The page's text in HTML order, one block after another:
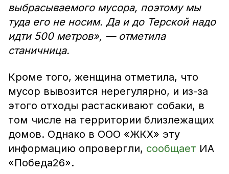
выбрасываемого мусора, поэтому мы
туда его не носим. Да и до Терской надо
идти 500 метров», — отметила
станичница.
Кроме того, женщина отметила, что
мусор вывозится нерегулярно, и из-за
этого отходы растаскивают собаки, в
том числе на территории близлежащих
домов. Однако в ООО «ЖКХ» эту
информацию опровергли, сообщает ИА
«Победа26».